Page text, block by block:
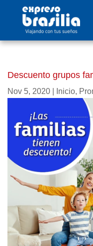
Descuento grupos
Nov 5, 2020 Inicio,